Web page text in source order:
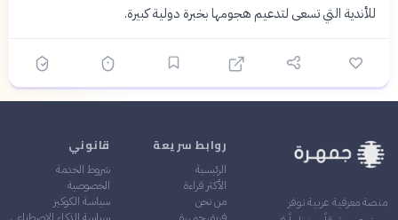
للأندية التي تسعى لتدعيم هجومها بخبرة دولية كبيرة.
منصة معرفية عربية توفر
روابط سريعة
الرئيسية
الأكثر قراءة
من نحن
قانوني
شروط الخدمة
الخصوصية
سياسة الكوكيز